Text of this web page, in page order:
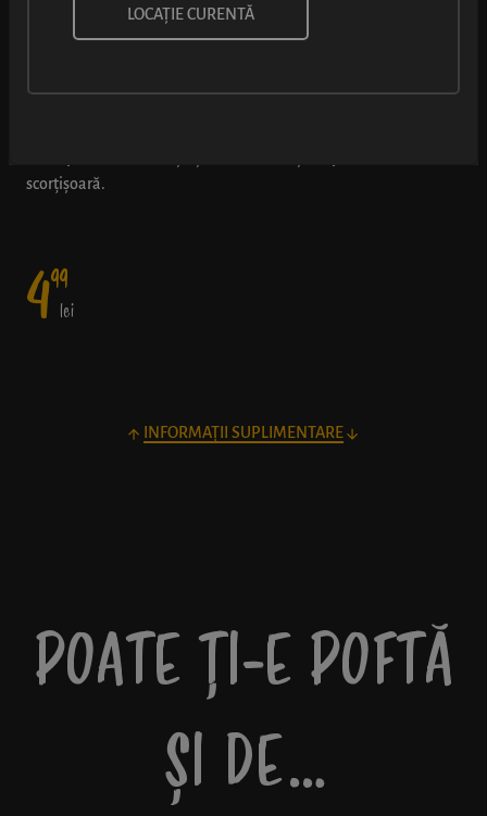
ȘTRUDEL CU UMPLUTURĂ DE
MERE CU SCORȚIȘOARĂ
scorțișoară.
499
lei
INFORMAȚII SUPLIMENTARE
POATE ȚI-E POFTĂ
ȘI DE…
LOCAȚIE CURENTĂ